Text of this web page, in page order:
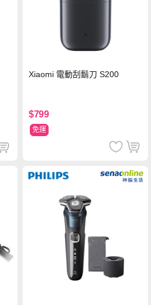
Xiaomi 電動刮鬍刀 S200
$799
免運